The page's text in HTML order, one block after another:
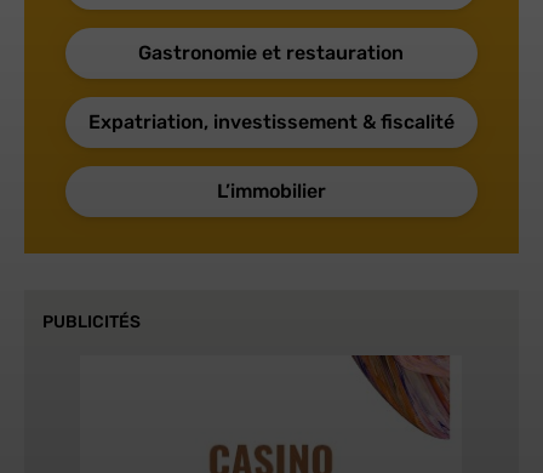
Gastronomie et restauration
Expatriation, investissement & fiscalité
L’immobilier
PUBLICITÉS